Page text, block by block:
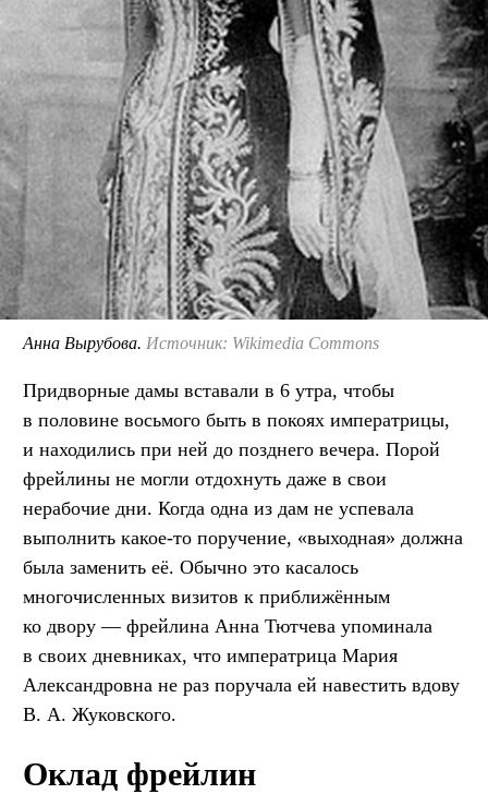
Анна Вырубова. Источник: Wikimedia Commons
Придворные дамы вставали в 6 утра, чтобы
в половине восьмого быть в покоях императрицы,
и находились при ней до позднего вечера. Порой
фрейлины не могли отдохнуть даже в свои
нерабочие дни. Когда одна из дам не успевала
выполнить какое-то поручение, «выходная» должна
была заменить её. Обычно это касалось
многочисленных визитов к приближённым
ко двору — фрейлина Анна Тютчева упоминала
в своих дневниках, что императрица Мария
Александровна не раз поручала ей навестить вдову
В. А. Жуковского.
Оклад фрейлин